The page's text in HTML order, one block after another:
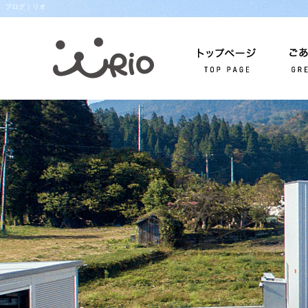
ブログ｜リオ